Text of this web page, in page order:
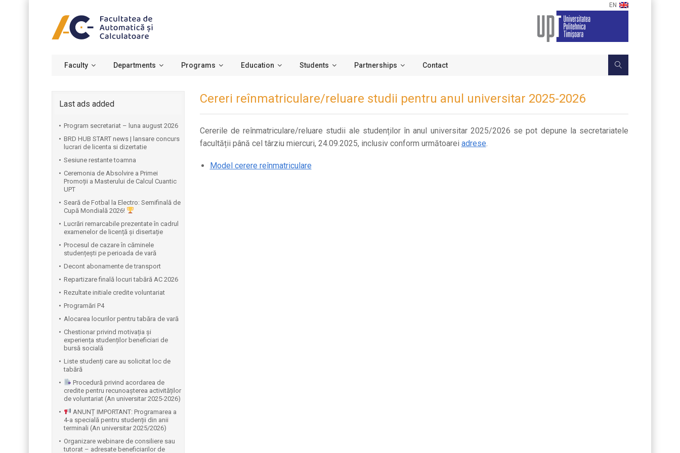
EN
Faculty Departments Programs Education Students Partnerships Contact
Cereri reînmatriculare/reluare studii pentru anul universitar 2025-2026
Cererile de reînmatriculare/reluare studii ale studenților în anul universitar 2025/2026 se pot depune la secretariatele
facultății până cel târziu miercuri, 24.09.2025, inclusiv conform următoarei adrese
Model cerere reînmatriculare
Last ads added
Program secretariat – luna august 2026
BRD HUB START news | lansare concurs
lucrari de licenta si dizertatie
Sesiune restante toamna
Ceremonia de Absolvire a Primei
Promoții a Masterului de Calcul Cuantic
UPT
⁠Seară de Fotbal la Electro: Semifinală de
Cupă Mondială 2026!
Lucrări remarcabile prezentate în cadrul
examenelor de licență și disertație
Procesul de cazare în căminele
studențești pe perioada de vară
Decont abonamente de transport
Repartizare finală locuri tabără AC 2026
Rezultate initiale credite voluntariat
Programări P4
Alocarea locurilor pentru tabăra de vară
Chestionar privind motivația și
experiența studenților beneficiari de
bursă socială
Liste studenți care au solicitat loc de
tabără
Procedură privind acordarea de
credite pentru recunoașterea activităților
de voluntariat (An universitar 2025-2026)
ANUNȚ IMPORTANT: Programarea a
4-a specială pentru studenții din anii
terminali (An universitar 2025/2026)
Organizare webinare de consiliere sau
tutorat – adresate beneficiarilor de